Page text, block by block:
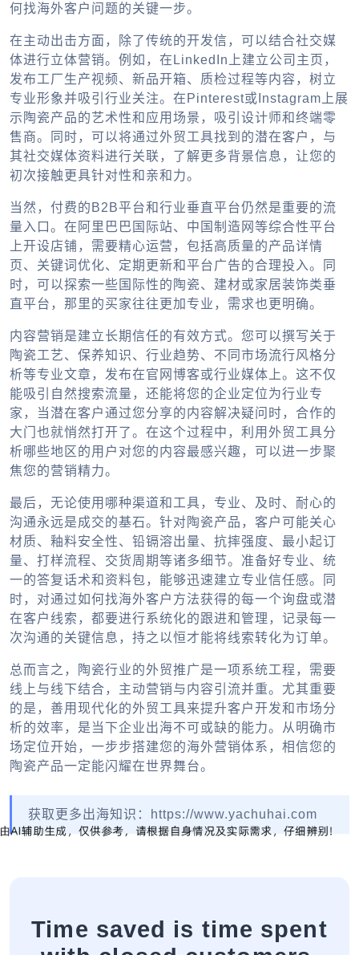
何找海外客户 问题的关键一步。
在主动出击方面，除了传统的开发信，可以结合社交媒
体进行立体营销。例如，在LinkedIn上建立公司主页，
发布工厂生产视频、新品开箱、质检过程等内容，树立
专业形象并吸引行业关注。在Pinterest或Instagram上展
示陶瓷产品的艺术性和应用场景，吸引设计师和终端零
售商。同时，可以将通过外贸工具找到的潜在客户，与
其社交媒体资料进行关联，了解更多背景信息，让您的
初次接触更具针对性和亲和力。
当然，付费的B2B平台和行业垂直平台仍然是重要的流
量入口。在阿里巴巴国际站、中国制造网等综合性平台
上开设店铺，需要精心运营，包括高质量的产品详情
页、关键词优化、定期更新和平台广告的合理投入。同
时，可以探索一些国际性的陶瓷、建材或家居装饰类垂
直平台，那里的买家往往更加专业，需求也更明确。
内容营销是建立长期信任的有效方式。您可以撰写关于
陶瓷工艺、保养知识、行业趋势、不同市场流行风格分
析等专业文章，发布在官网博客或行业媒体上。这不仅
能吸引自然搜索流量，还能将您的企业定位为行业专
家，当潜在客户通过您分享的内容解决疑问时，合作的
大门也就悄然打开了。在这个过程中，利用 外贸工具分
析哪些地区的用户对您的内容最感兴趣，可以进一步聚
焦您的营销精力。
最后，无论使用哪种渠道和工具，专业、及时、耐心的
沟通永远是成交的基石。针对陶瓷产品，客户可能关心
材质、釉料安全性、铅镉溶出量、抗摔强度、最小起订
量、打样流程、交货周期等诸多细节。准备好专业、统
一的答复话术和资料包，能够迅速建立专业信任感。同
时，对通过如何找海外客户 方法获得的每一个询盘或潜
在客户线索，都要进行系统化的跟进和管理，记录每一
次沟通的关键信息，持之以恒才能将线索转化为订单。
总而言之，陶瓷行业的外贸推广是一项系统工程，需要
线上与线下结合，主动营销与内容引流并重。尤其重要
的是，善用现代化的外贸工具来提升客户开发和市场分
析的效率，是当下企业出海不可或缺的能力。从明确市
场定位开始，一步步搭建您的海外营销体系，相信您的
陶瓷产品一定能闪耀在世界舞台。
获取更多出海知识：https://www.yachuhai.com
Time saved is time spent